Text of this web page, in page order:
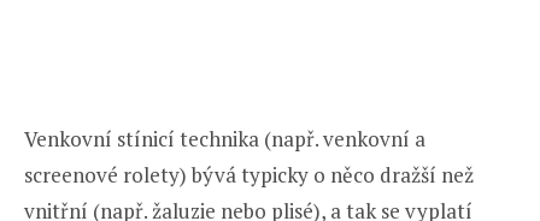
Venkovní stínicí technika (např. venkovní a
screenové rolety) bývá typicky o něco dražší než
vnitřní (např. žaluzie nebo plisé), a tak se vyplatí